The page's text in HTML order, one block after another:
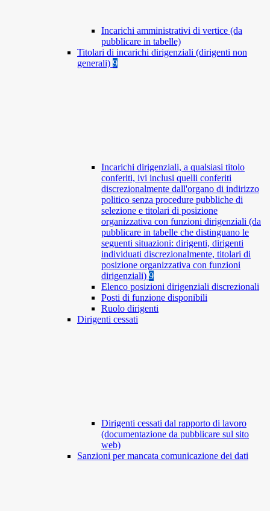
Incarichi amministrativi di vertice (da
pubblicare in tabelle)
Titolari di incarichi dirigenziali (dirigenti non
generali) 9
Incarichi dirigenziali, a qualsiasi titolo
conferiti, ivi inclusi quelli conferiti
discrezionalmente dall'organo di indirizzo
politico senza procedure pubbliche di
selezione e titolari di posizione
organizzativa con funzioni dirigenziali (da
pubblicare in tabelle che distinguano le
seguenti situazioni: dirigenti, dirigenti
individuati discrezionalmente, titolari di
posizione organizzativa con funzioni
dirigenziali) 9
Elenco posizioni dirigenziali discrezionali
Posti di funzione disponibili
Ruolo dirigenti
Dirigenti cessati
Dirigenti cessati dal rapporto di lavoro
(documentazione da pubblicare sul sito
web)
Sanzioni per mancata comunicazione dei dati